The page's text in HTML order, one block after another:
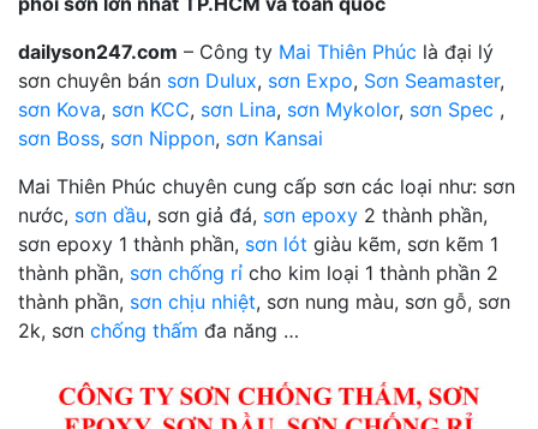
dailyson247.com – Công ty Mai Thiên Phúc là đại lý
sơn chuyên bán sơn Dulux, sơn Expo, Sơn Seamaster,
sơn Kova, sơn KCC, sơn Lina, sơn Mykolor, sơn Spec ,
sơn Boss, sơn Nippon, sơn Kansai
Mai Thiên Phúc chuyên cung cấp sơn các loại như: sơn
nước, sơn dầu, sơn giả đá, sơn epoxy 2 thành phần,
sơn epoxy 1 thành phần, sơn lót giàu kẽm, sơn kẽm 1
thành phần, sơn chống rỉ cho kim loại 1 thành phần 2
thành phần, sơn chịu nhiệt, sơn nung màu, sơn gỗ, sơn
2k, sơn chống thấm đa năng …